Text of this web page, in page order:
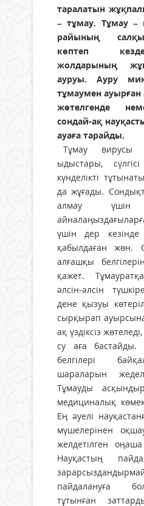
таралатын
– тұмау. Тұмау –
райының
көптеп
жолдарының
ауруы. Ауру
тұмаумен ауырған
жөтелгенде
сондай-ақ
ауаға тарайды.
Тұмау вирусы
ыдыстары,
күнделікті
да жұғады.
алмау
үшін дер
қабылдаған жөн.
алғашқы
қажет.
әлсін-әлсін
дене қызуы
сырқырап
ақ үздіксіз
су аға
белгілері
шараларын
Тұмауды
медициналық
Ең әуелі
мүшелерінен
желдетілген
Науқастың
пайдалануға
тұтынған